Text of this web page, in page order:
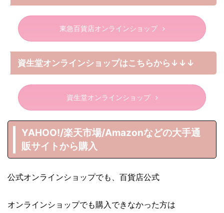
東急百貨店オンラインショップ
資生堂オンラインショップはこちらから↓↓↓
資生堂オンラインショップ
YAHOO!/楽天市場/Amazonなどの大手通
販サイトから購入
公式オンラインショップでも、百貨店公式
オンラインショップでも購入できなかった方は